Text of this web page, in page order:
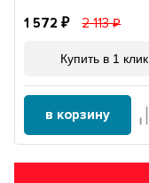
1 572 2 113
Купить в 1 клик
в корзину